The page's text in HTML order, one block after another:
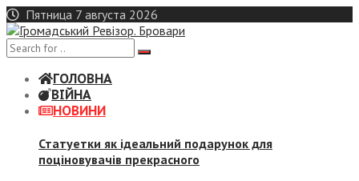
Skip
to
content
Пятница 7 августа 2026
ГОЛОВНА
ВІЙНА
НОВИНИ
Статуетки як ідеальний подарунок для
поціновувачів прекрасного